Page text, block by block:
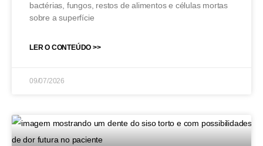
bactérias, fungos, restos de alimentos e células mortas
sobre a superfície
LER O CONTEÚDO >>
09/07/2026